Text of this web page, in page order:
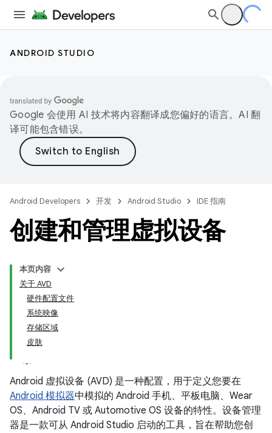
ANDROID STUDIO
Google 会使用 AI 技术将内容翻译成您偏好的语言。AI 翻
译可能包含错误。
Android Developers 开发 Android Studio IDE 指南
创建和管理虚拟设备
本页内容
关于 AVD
硬件配置文件
系统映像
存储区域
皮肤
Android 虚拟设备 (AVD) 是一种配置，用于定义您要在
Android 模拟器中模拟的 Android 手机、平板电脑、Wear
OS、Android TV 或 Automotive OS 设备的特性。设备管理
器是一款可从 Android Studio 启动的工具，旨在帮助您创